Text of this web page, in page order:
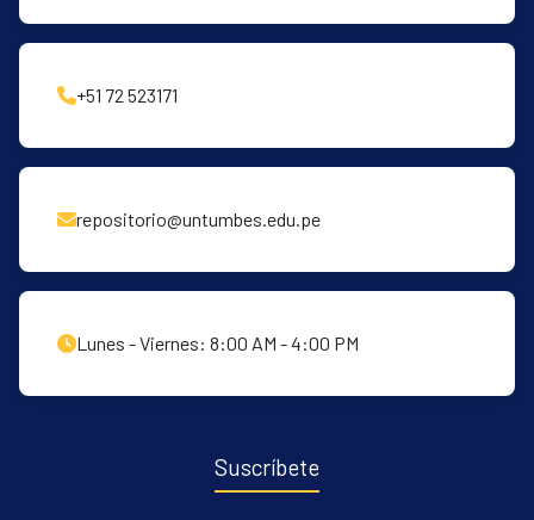
+51 72 523171
repositorio@untumbes.edu.pe
Lunes - Viernes: 8:00 AM - 4:00 PM
Suscríbete